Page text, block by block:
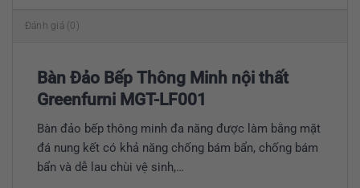
Đánh giá (0)
Bàn Đảo Bếp Thông Minh nội thất
Greenfurni MGT-LF001
Bàn đảo bếp thông minh đa năng được làm bằng mặt
đá nung kết có khả năng chống bám bẩn, chống bám
bẩn và dễ lau chùi vệ sinh,…